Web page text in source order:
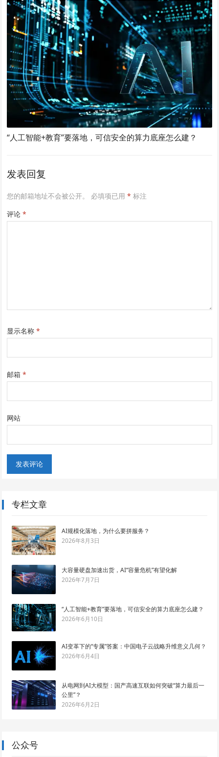
“人工智能+教育”要落地，可信安全的算力底座怎么建？
发表回复
您的邮箱地址不会被公开。 必填项已用* 标注
评论*
显示名称*
邮箱*
网站
专栏文章
AI规模化落地，为什么要拼服务？
2026年8月3日
大容量硬盘加速出货，AI“容量危机”有望化解
2026年7月7日
“人工智能+教育”要落地，可信安全的算力底座怎么建？
2026年6月10日
AI变革下的“专属”答案：中国电子云战略升维意义几何？
2026年6月4日
从电网到AI大模型：国产高速互联如何突破“算力最后一
公里”？
2026年6月2日
公众号